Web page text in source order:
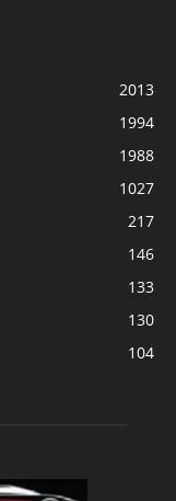
2013
1994
1988
1027
217
146
133
130
104